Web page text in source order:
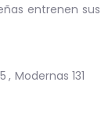
entrenen sus
, Modernas 131